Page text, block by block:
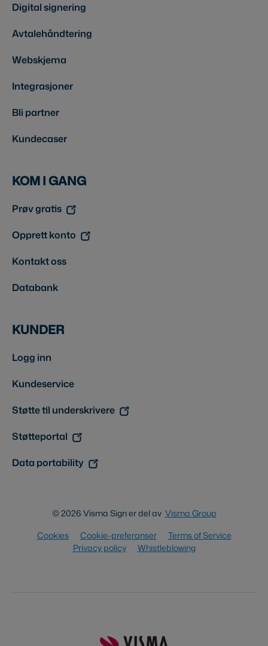
Digital signering
Avtalehåndtering
Webskjema
Integrasjoner
Bli partner
Kundecaser
KOM I GANG
Prøv gratis
Opprett konto
Kontakt oss
Databank
KUNDER
Logg inn
Kundeservice
Støtte til underskrivere
Støtteportal
Data portability
© 2026 Visma Sign er del av Visma Group
Cookies
Cookie-preferanser
Terms of Service
Privacy policy
Whistleblowing